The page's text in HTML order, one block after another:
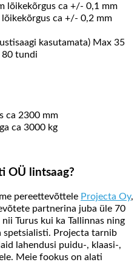
lõikekõrgus ca +/- 0,1 mm
lõikekõrgus ca +/- 0,2 mm
kasutamata) Max 35
80 tundi
ca 2300 mm
ca 3000 kg
OÜ lintsaag?
pereettevõttele Projecta Oy,
partnerina juba üle 70
Turus kui ka Tallinnas ning
spetsialisti. Projecta tarnib
lahendusi puidu-, klaasi-,
Meie fookus on alati